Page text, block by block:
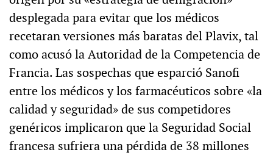
desplegada para evitar que los médicos
recetaran versiones más baratas del Plavix, tal
como acusó la Autoridad de la Competencia de
Francia. Las sospechas que esparció Sanofi
entre los médicos y los farmacéuticos sobre «la
calidad y seguridad» de sus competidores
genéricos implicaron que la Seguridad Social
francesa sufriera una pérdida de 38 millones